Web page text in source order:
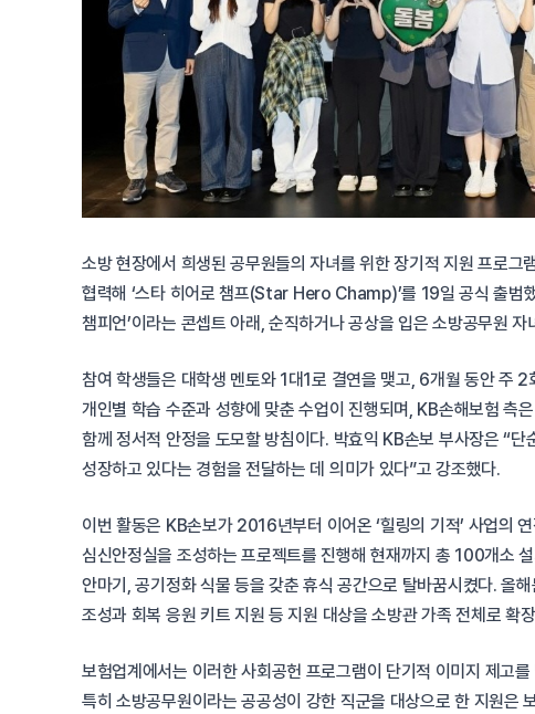
소방 현장에서 희생된 공무원들의 자녀를 위한 장기적 지원 프로
협력해 ‘스타 히어로 챔프(Star Hero Champ)’를 19일 공식 출범
챔피언’이라는 콘셉트 아래, 순직하거나 공상을 입은 소방공무원
참여 학생들은 대학생 멘토와 1대1로 결연을 맺고, 6개월 동안 주 2
개인별 학습 수준과 성향에 맞춘 수업이 진행되며, KB손해보험 측
함께 정서적 안정을 도모할 방침이다. 박효익 KB손보 부사장은 “
성장하고 있다는 경험을 전달하는 데 의미가 있다”고 강조했다.
이번 활동은 KB손보가 2016년부터 이어온 ‘힐링의 기적’ 사업의
심신안정실을 조성하는 프로젝트를 진행해 현재까지 총 100개소
안마기, 공기정화 식물 등을 갖춘 휴식 공간으로 탈바꿈시켰다. 올
조성과 회복 응원 키트 지원 등 지원 대상을 소방관 가족 전체로 확
보험업계에서는 이러한 사회공헌 프로그램이 단기적 이미지 제고
특히 소방공무원이라는 공공성이 강한 직군을 대상으로 한 지원은